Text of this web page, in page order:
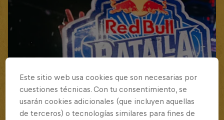
Este sitio web usa cookies que son necesarias por
cuestiones técnicas. Con tu consentimiento, se
usarán cookies adicionales (que incluyen aquellas
de terceros) o tecnologías similares para fines de